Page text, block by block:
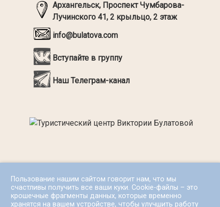
Пользование нашим сайтом говорит нам, что мы
счастливы получить все ваши куки. Cookie-файлы – это
крошечные фрагменты данных, которые временно
хранятся на вашем устройстве, чтобы улучшить работу
Архангельск, Проспект Чумбарова-
Лучинского 41, 2 крыльцо, 2 этаж
info@bulatova.com
Вступайте в группу
Наш Телеграм-канал